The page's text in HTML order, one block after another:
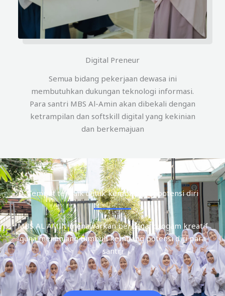
Digital Preneur
Semua bidang pekerjaan dewasa ini
membutuhkan dukungan teknologi informasi.
Para santri MBS Al-Amin akan dibekali dengan
ketrampilan dan softskill digital yang kekinian
dan berkemajuan
Tempat terbaik untuk kembangkan potensi diri
MBS AL AMIN menawarkan berbagai progam kreatif
guna menunjang tumbuh kembang potensi diri para
santri